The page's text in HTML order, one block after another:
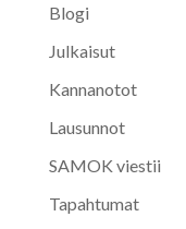
Blogi
Julkaisut
Kannanotot
Lausunnot
SAMOK viestii
Tapahtumat